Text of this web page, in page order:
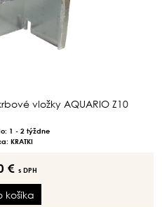
vložky AQUARIO Z10
1 - 2 týždne
KRATKI
€ s DPH